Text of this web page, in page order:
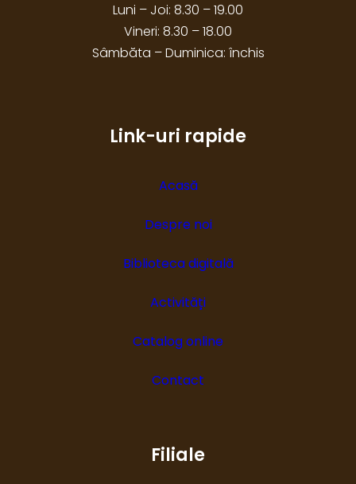
Luni – Joi: 8.30 – 19.00
Vineri: 8.30 – 18.00
Sâmbăta – Duminica: închis
Link-uri rapide
Acasă
Despre noi
Biblioteca digitală
Activități
Catalog online
Contact
Filiale